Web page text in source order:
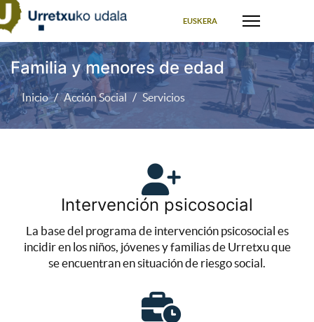
EUSKERA
Familia y menores de edad
Inicio Acción Social Servicios
Intervención psicosocial
La base del programa de intervención psicosocial es
incidir en los niños, jóvenes y familias de Urretxu que
se encuentran en situación de riesgo social.